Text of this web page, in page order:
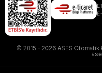
© 2015 - 2026 ASES Otomatik